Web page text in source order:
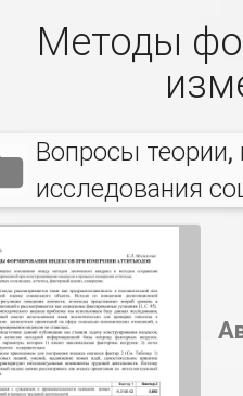
Методы
Вопросы теории,
исследования